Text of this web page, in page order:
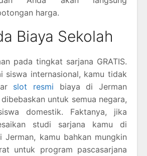
harga.
Biaya Sekolah
pada tingkat sarjana GRATIS.
siswa internasional, kamu tidak
slot resmi biaya di Jerman
untuk semua negara,
domestik. Faktanya, jika
studi sarjana kamu di
Jerman, kamu bahkan mungkin
untuk program pascasarjana